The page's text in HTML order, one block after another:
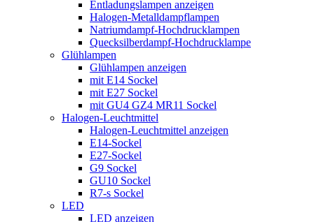
Entladungslampen anzeigen
Halogen-Metalldampflampen
Natriumdampf-Hochdrucklampen
Quecksilberdampf-Hochdrucklampe
Glühlampen
Glühlampen anzeigen
mit E14 Sockel
mit E27 Sockel
mit GU4 GZ4 MR11 Sockel
Halogen-Leuchtmittel
Halogen-Leuchtmittel anzeigen
E14-Sockel
E27-Sockel
G9 Sockel
GU10 Sockel
R7-s Sockel
LED
LED anzeigen